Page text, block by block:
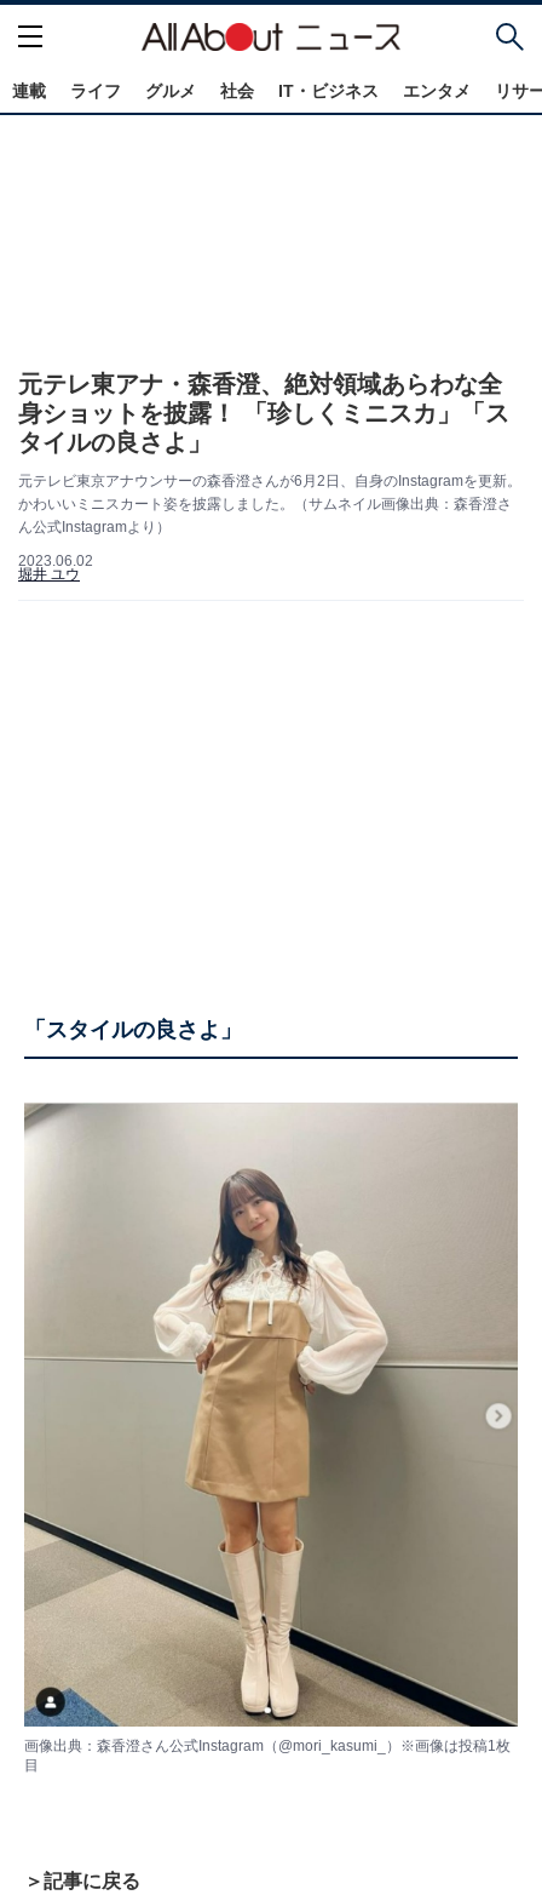
連載 ライフ グルメ 社会 IT・ビジネス エンタメ リサ
元テレ東アナ・森香澄、絶対領域あらわな全
身ショットを披露！ 「珍しくミニスカ」「ス
タイルの良さよ」
元テレビ東京アナウンサーの森香澄さんが6月2日、自身のInstagramを更新。
かわいいミニスカート姿を披露しました。（サムネイル画像出典：森香澄さ
ん公式Instagramより）
2023.06.02
堀井 ユウ
「スタイルの良さよ」
画像出典： 森香澄さん公式Instagram（@mori_kasumi_） ※画像は投稿1枚
目
＞記事に戻る